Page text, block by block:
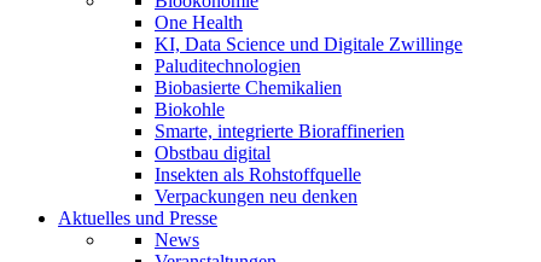
One Health
KI, Data Science und Digitale Zwillinge
Paluditechnologien
Biobasierte Chemikalien
Biokohle
Smarte, integrierte Bioraffinerien
Obstbau digital
Insekten als Rohstoffquelle
Verpackungen neu denken
Aktuelles und Presse
News